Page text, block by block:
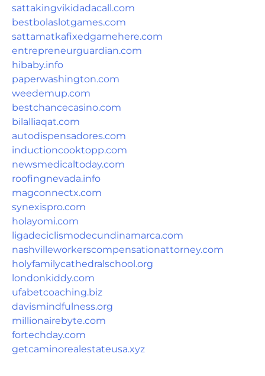
sattakingvikidadacall.com
bestbolaslotgames.com
sattamatkafixedgamehere.com
entrepreneurguardian.com
hibaby.info
paperwashington.com
weedemup.com
bestchancecasino.com
bilalliaqat.com
autodispensadores.com
inductioncooktopp.com
newsmedicaltoday.com
roofingnevada.info
magconnectx.com
synexispro.com
holayomi.com
ligadeciclismodecundinamarca.com
nashvilleworkerscompensationattorney.com
holyfamilycathedralschool.org
londonkiddy.com
ufabetcoaching.biz
davismindfulness.org
millionairebyte.com
fortechday.com
getcaminorealestateusa.xyz